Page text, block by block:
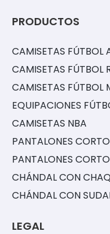
PRODUCTOS
CAMISETAS FÚTBOL
CAMISETAS FÚTBOL
CAMISETAS FÚTBOL
EQUIPACIONES
CAMISETAS NBA
PANTALONES
PANTALONES
CHÁNDAL CON
CHÁNDAL CON
LEGAL